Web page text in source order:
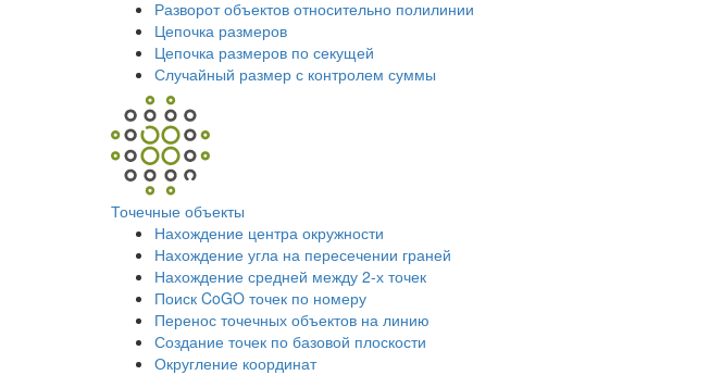
Разворот объектов относительно полилинии
Цепочка размеров
Цепочка размеров по секущей
Случайный размер с контролем суммы
Точечные объекты
Нахождение центра окружности
Нахождение угла на пересечении граней
Нахождение средней между 2-х точек
Поиск CoGO точек по номеру
Перенос точечных объектов на линию
Создание точек по базовой плоскости
Округление координат